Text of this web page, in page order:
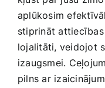
Preces
Rotaļlietas, bērnu
aplūkosim
stiprināt
lojalitāti, veidojot
izaugsmei.
pilns ar